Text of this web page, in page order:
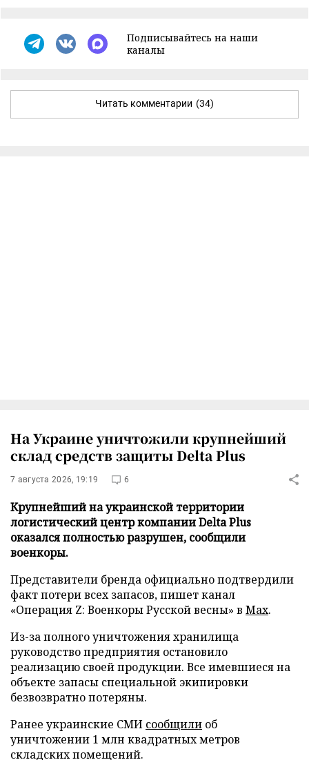
Подписывайтесь на наши
каналы
Читать комментарии (34)
На Украине уничтожили крупнейший
склад средств защиты Delta Plus
7 августа 2026, 19:19 6
Крупнейший на украинской территории
логистический центр компании Delta Plus
оказался полностью разрушен, сообщили
военкоры.
Представители бренда официально подтвердили
факт потери всех запасов, пишет канал
«Операция Z: Военкоры Русской весны» в Max.
Из-за полного уничтожения хранилища
руководство предприятия остановило
реализацию своей продукции. Все имевшиеся на
объекте запасы специальной экипировки
безвозвратно потеряны.
Ранее украинские СМИ сообщили об
уничтожении 1 млн квадратных метров
складских помещений.